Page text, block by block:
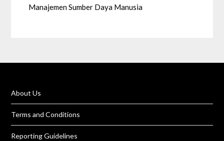
Manajemen Sumber Daya Manusia
About Us
Terms and Conditions
Reporting Guidelines